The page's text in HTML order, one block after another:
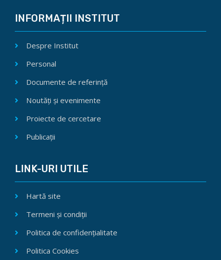
INFORMAȚII INSTITUT
Despre Institut
Personal
Documente de referință
Noutăți și evenimente
Proiecte de cercetare
Publicații
LINK-URI UTILE
Hartă site
Termeni și condiții
Politica de confidențialitate
Politica Cookies